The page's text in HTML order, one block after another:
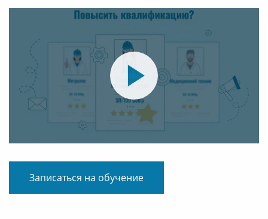
Записаться на обучение